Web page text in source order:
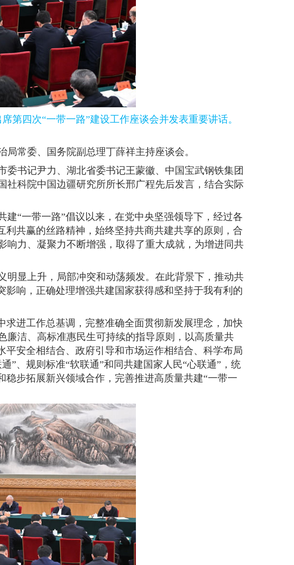
第四次“一带一路”建设工作座谈会并发表重要讲话。
局常委、国务院副总理丁薛祥主持座谈会。
书记尹力、湖北省委书记王蒙徽、中国宝武钢铁集团
科院中国边疆研究所所长邢广程先后发言，结合实际
建“一带一路”倡议以来，在党中央坚强领导下，经过各
共赢的丝路精神，始终坚持共商共建共享的原则，合
力、凝聚力不断增强，取得了重大成就，为增进同共
明显上升，局部冲突和动荡频发。 在此背景下，推动共
响，正确处理增强共建国家获得感和坚持于我有利的
求进工作总基调，完整准确全面贯彻新发展理念，加快
廉洁、高标准惠民生可持续的指导原则，以高质量共
安全相结合、政府引导和市场运作相结合、科学布局
”、规则标准“软联通”和同共建国家人民“心联通”，统
步拓展新兴领域合作，完善推进高质量共建“一带一